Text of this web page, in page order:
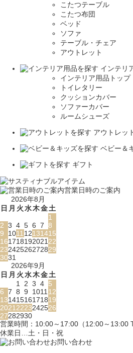
こたつテーブル
こたつ布団
ベッド
ソファ
テーブル・チェア
アウトレット
インテリ
インテリア用品トップ
トイレタリー
クッションカバー
ソファーカバー
ルームシューズ
アウトレッ
ベビー＆
ギフト
営業日時のご案内
2026年8月
日 月 火水木金土
1
2 3 4 5 6 7 8
9
1011 12131415
161718192021 22
23242526272829
3031
2026年9月
日 月 火水木金土
1
2 3 4 5
6 7 8 9 1011 12
13141516171819
2021 2223242526
27282930
営業時間：10:00～17:00（12:00～13:00
休業日…土・日・祝
お問い合わせ